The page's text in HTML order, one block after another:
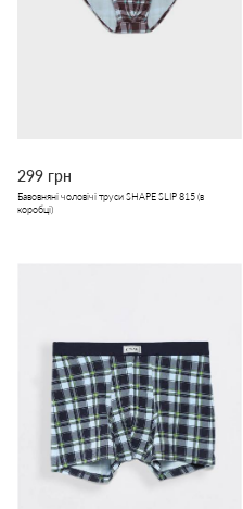
299 грн
Бавовняні чоловічі труси SHAPE SLIP 815 (в
коробці)